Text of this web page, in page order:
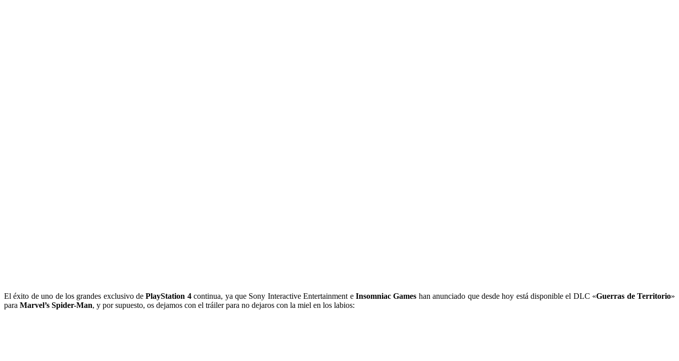
El éxito de uno de los grandes exclusivo dePlayStation 4continua, ya que Sony Interactive Entertainment e Insomniac Games han anunciado que desde hoy está disponible el DLC «Guerras de Territorio»
para Marvel’s Spider-Man, y por supuesto, os dejamos con el tráiler para no dejaros con la miel en los labios: